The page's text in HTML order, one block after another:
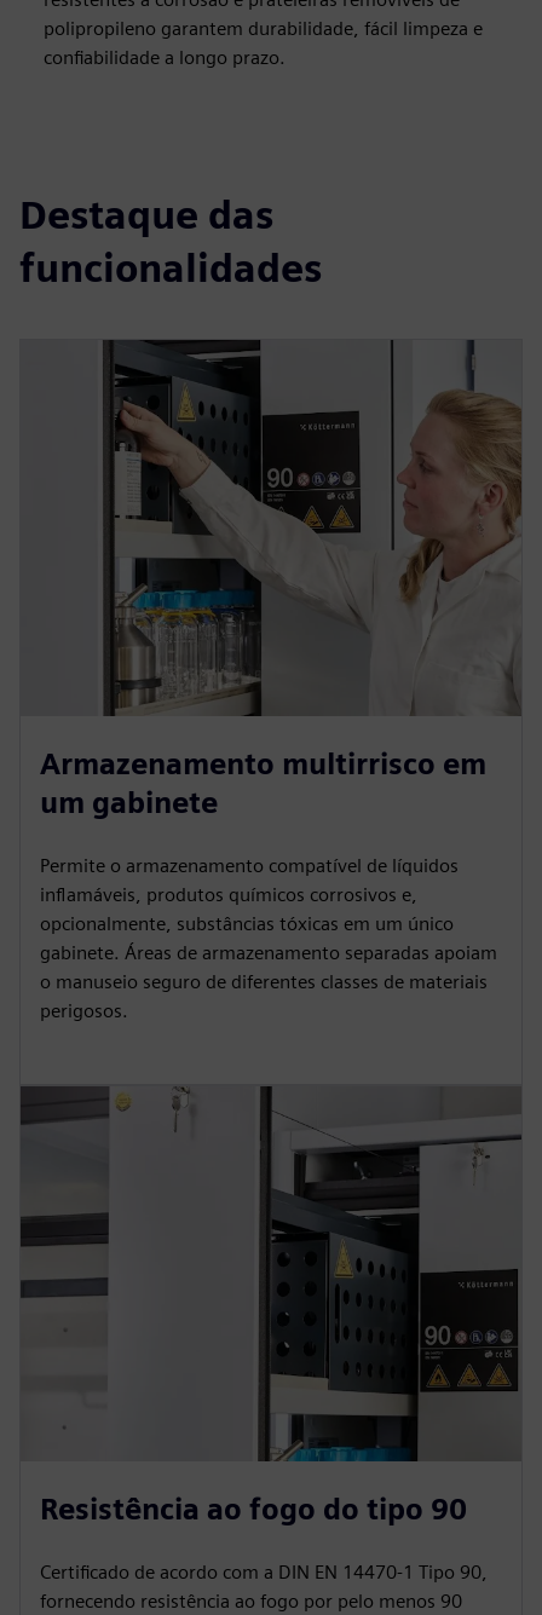
polipropileno garantem durabilidade, fácil limpeza e
confiabilidade a longo prazo.
Destaque das
funcionalidades
Armazenamento multirrisco em
um gabinete
Permite o armazenamento compatível de líquidos
inflamáveis, produtos químicos corrosivos e,
opcionalmente, substâncias tóxicas em um único
gabinete. Áreas de armazenamento separadas apoiam
o manuseio seguro de diferentes classes de materiais
perigosos.
Resistência ao fogo do tipo 90
Certificado de acordo com a DIN EN 14470-1 Tipo 90,
fornecendo resistência ao fogo por pelo menos 90